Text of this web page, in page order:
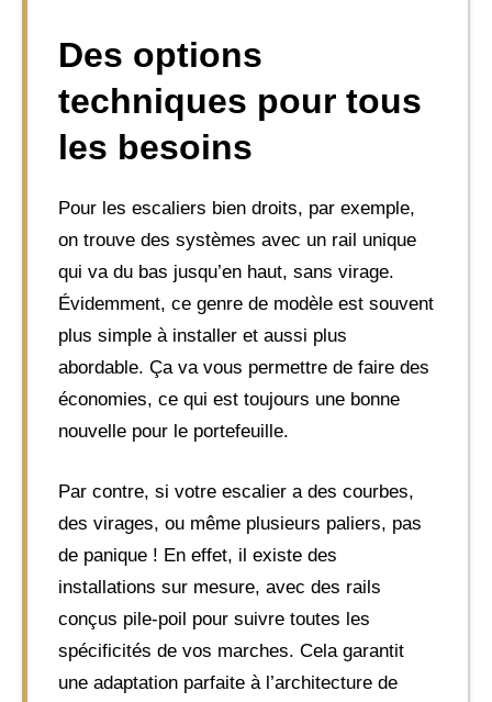
Des options
techniques pour tous
les besoins
Pour les escaliers bien droits, par exemple,
on trouve des systèmes avec un rail unique
qui va du bas jusqu’en haut, sans virage.
Évidemment, ce genre de modèle est souvent
plus simple à installer et aussi plus
abordable. Ça va vous permettre de faire des
économies, ce qui est toujours une bonne
nouvelle pour le portefeuille.
Par contre, si votre escalier a des courbes,
des virages, ou même plusieurs paliers, pas
de panique ! En effet, il existe des
installations sur mesure, avec des rails
conçus pile-poil pour suivre toutes les
spécificités de vos marches. Cela garantit
une adaptation parfaite à l’architecture de